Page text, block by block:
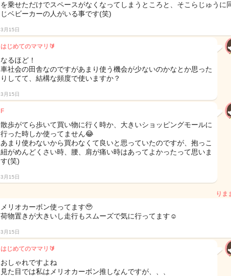
を乗せただけでスペースがなくなってしまうところと、そこらじゅうに
じベビーカーの人がいる事です(笑)
3月15日
はじめてのママリ🔰
なるほど！
車社会の田舎なのですがあまり使う機会が少ないのかなとか思った
りしてて、結構な頻度で使いますか？
3月15日
F
散歩がてら歩いて買い物に行く時か、大きいショッピングモールに
行った時しか使ってません😂
あまり使わないから買わなくて良いと思っていたのですが、抱っこ
紐がめんどくさい時、腰、肩が痛い時はあってよかったって思いま
す(笑)
3月15日
りま
メリオカーボン使ってます🥹
荷物置きが大きいし走行もスムーズで気に行ってます☺️
3月15日
はじめてのママリ🔰
おしゃれですよね
見た目では私はメリオカーボン推しなんですが、、、